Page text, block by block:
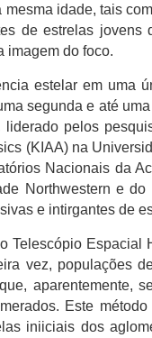
idade, tais
de estrelas jovens
imagem do foco.
estelar em uma
segunda e até
pelos
(KIAA) na
Nacionais da
Northwestern e do
e intirgantes de
Telescópio Espacial
vez, populações
aparentemente,
Este
iniiciais dos